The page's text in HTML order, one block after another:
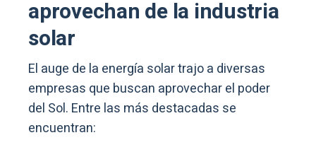
aprovechan de la industria
solar
El auge de la energía solar trajo a diversas
empresas que buscan aprovechar el poder
del Sol. Entre las más destacadas se
encuentran: